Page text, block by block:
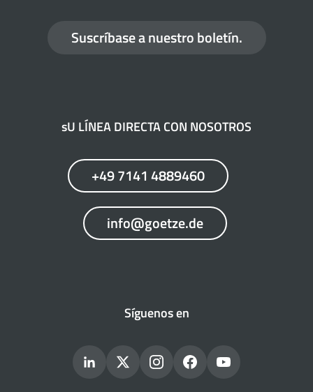
Suscríbase a nuestro boletín.
sU LÍNEA DIRECTA CON NOSOTROS
+49 7141 4889460
info@goetze.de
Síguenos en